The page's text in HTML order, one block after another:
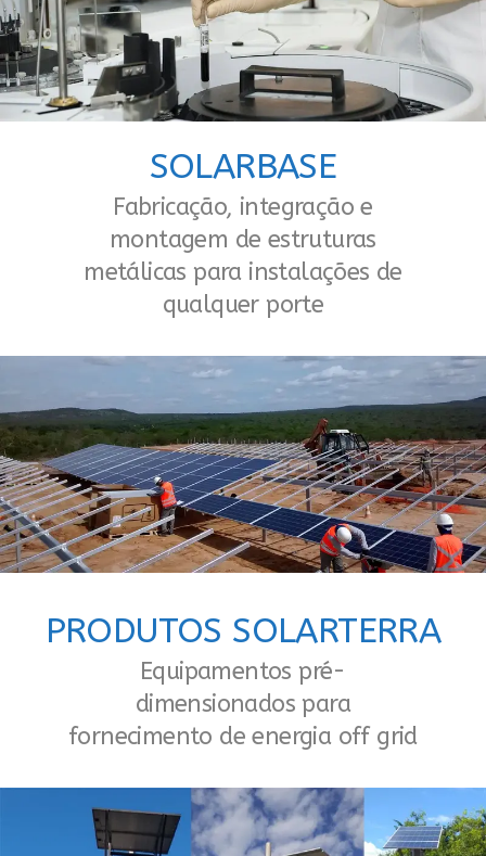
SOLARBASE
Fabricação, integração e
montagem de estruturas
metálicas para instalações de
qualquer porte
PRODUTOS SOLARTERRA
Equipamentos pré-
dimensionados para
fornecimento de energia off grid